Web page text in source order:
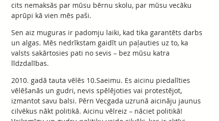
cits nemaksās par mūsu bērnu skolu, par mūsu vecāku
aprūpi kā vien mēs paši.
Sen aiz muguras ir padomju laiki, kad tika garantēts darbs
un algas. Mēs nedrīkstam gaidīt un paļauties uz to, ka
valsts sakārtosies pati no sevis – bez mūsu katra
līdzdalības.
2010. gadā tauta vēlēs 10.Saeimu. Es aicinu piedalīties
vēlēšanās un gudri, nevis spēlējoties vai protestējot,
izmantot savu balsi. Pērn Vecgada uzrunā aicināju jaunus
cilvēkus nākt politikā. Aicinu vēlreiz – nāciet politikā!